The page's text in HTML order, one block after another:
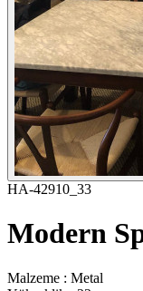
HA-42910_33
Modern
Malzeme : Metal